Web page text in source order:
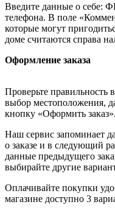
Введите данные о себе:
телефона. В поле
которые могут
доме считаются справа
Оформление заказа
Проверьте правильность
выбор местоположения,
кнопку «Оформить заказ».
Наш сервис запоминает
о заказе и в следующий
данные предыдущего
выбирайте другие
Оплачивайте покупки
магазине доступно 3